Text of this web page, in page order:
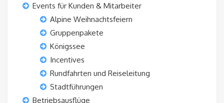
Events für Kunden & Mitarbeiter
Alpine Weihnachtsfeiern
Gruppenpakete
Königssee
Incentives
Rundfahrten und Reiseleitung
Stadtführungen
Betriebsausflüge